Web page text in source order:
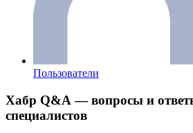
Пользователи
Хабр Q&A — вопросы и
специалистов